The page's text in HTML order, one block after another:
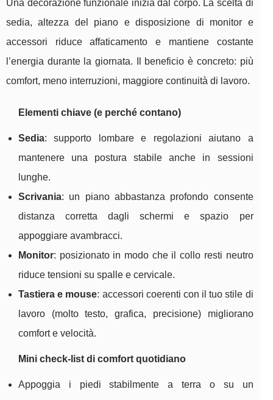
Una decorazione funzionale inizia dal corpo. La scelta di
sedia, altezza del piano e disposizione di monitor e
accessori riduce affaticamento e mantiene costante
l’energia durante la giornata. Il beneficio è concreto: più
comfort, meno interruzioni, maggiore continuità di lavoro.
Elementi chiave (e perché contano)
Sedia: supporto lombare e regolazioni aiutano a
mantenere una postura stabile anche in sessioni
lunghe.
Scrivania: un piano abbastanza profondo consente
distanza corretta dagli schermi e spazio per
appoggiare avambracci.
Monitor: posizionato in modo che il collo resti neutro
riduce tensioni su spalle e cervicale.
Tastiera e mouse: accessori coerenti con il tuo stile di
lavoro (molto testo, grafica, precisione) migliorano
comfort e velocità.
Mini check-list di comfort quotidiano
Appoggia i piedi stabilmente a terra o su un